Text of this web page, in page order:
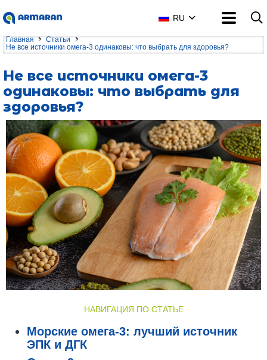
RU
Главная
Статьи
Не все источники омега-3 одинаковы: что выбрать для здоровья?
Не все источники омега-3
одинаковы: что выбрать для
здоровья?
НАВИГАЦИЯ ПО СТАТЬЕ
Морские омега-3: лучший источник
ЭПК и ДГК